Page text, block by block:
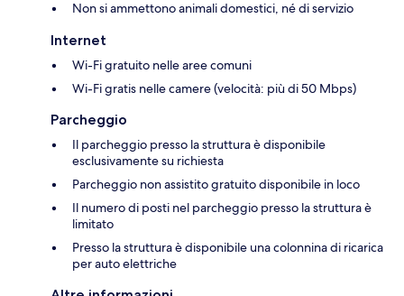
Non si ammettono animali domestici, né di servizio
Internet
Wi-Fi gratuito nelle aree comuni
Wi-Fi gratis nelle camere (velocità: più di 50 Mbps)
Parcheggio
Il parcheggio presso la struttura è disponibile
esclusivamente su richiesta
Parcheggio non assistito gratuito disponibile in loco
Il numero di posti nel parcheggio presso la struttura è
limitato
Presso la struttura è disponibile una colonnina di ricarica
per auto elettriche